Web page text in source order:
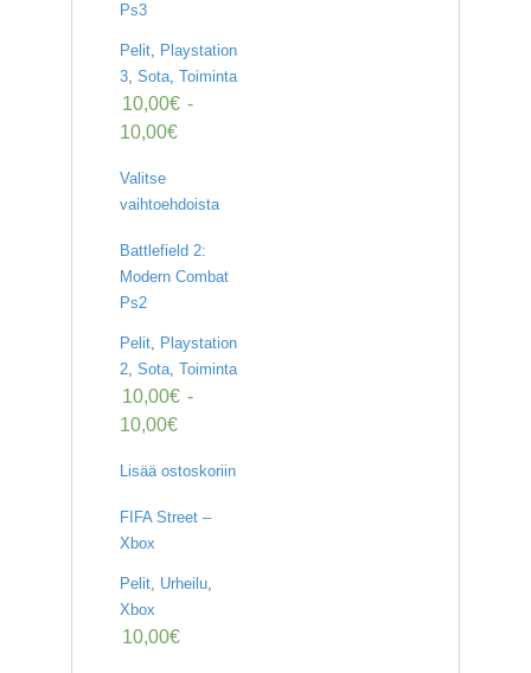
Ps3
Pelit, Playstation
3, Sota, Toiminta
10,00€ -
10,00€
Valitse
vaihtoehdoista
Battlefield 2:
Modern Combat
Ps2
Pelit, Playstation
2, Sota, Toiminta
10,00€ -
10,00€
Lisää ostoskoriin
FIFA Street –
Xbox
Pelit, Urheilu,
Xbox
10,00€